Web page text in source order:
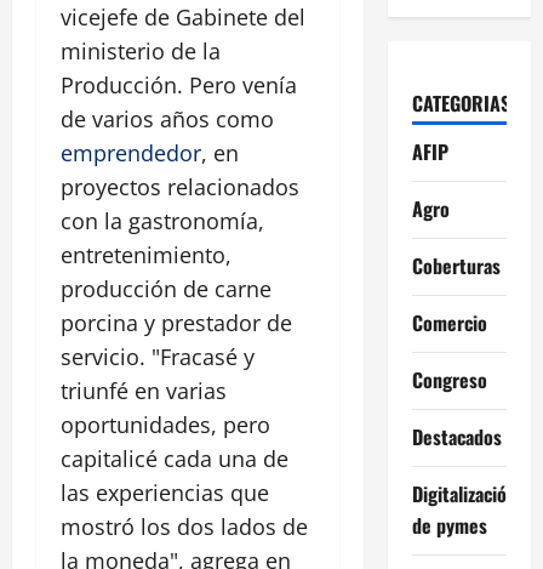
vicejefe de Gabinete del
ministerio de la
Producción. Pero venía
de varios años como
emprendedor, en
proyectos relacionados
con la gastronomía,
entretenimiento,
producción de carne
porcina y prestador de
servicio. "Fracasé y
triunfé en varias
oportunidades, pero
capitalicé cada una de
las experiencias que
mostró los dos lados de
la moneda", agrega en
CATEGORIAS
AFIP
Agro
Coberturas
Comercio
Congreso
Destacados
Digitalización
de pymes